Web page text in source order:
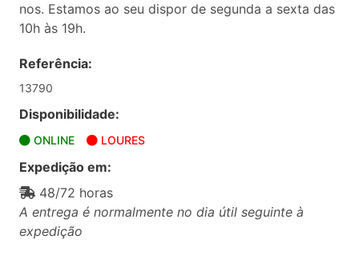
nos. Estamos ao seu dispor de segunda a sexta das
10h às 19h.
Referência:
13790
Disponibilidade:
ONLINE LOURES
Expedição em:
48/72 horas
A entrega é normalmente no dia útil seguinte à
expedição